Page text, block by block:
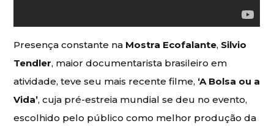
Presença constante na Mostra Ecofalante, Silvio
Tendler, maior documentarista brasileiro em
atividade, teve seu mais recente filme, ‘A Bolsa ou a
Vida’, cuja pré-estreia mundial se deu no evento,
escolhido pelo público como melhor produção da